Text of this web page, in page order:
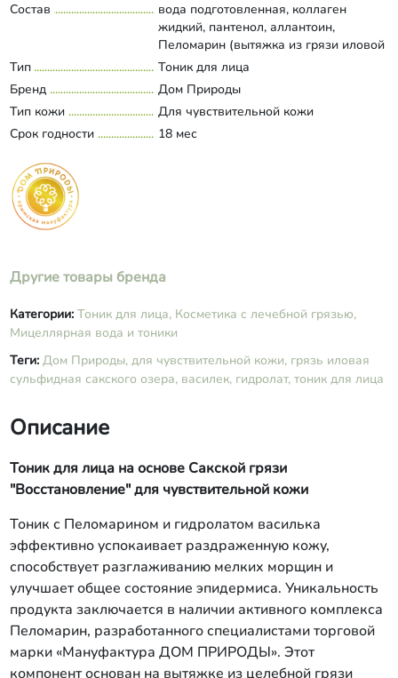
Состав
вода подготовленная, коллаген
жидкий, пантенол, аллантоин,
Пеломарин (вытяжка из грязи иловой
сульфидной Сакского озера,
гидролизованные протеины пшеницы,
L-карнитин, витамин РР, витамин С
стабилизированный), экстракты айвы,
виноградной кожицы, инжира,
витамины В1, В9, В7, бензиловый
апельсиновый, масляный экстракт
ванили, эфирные масла
Развернуть состав
Тип
Тоник для лица
Бренд
Дом Природы
Тип кожи
Для чувствительной кожи
Срок годности
18 мес
Другие товары бренда
Категории: Тоник для лица, Косметика с лечебной грязью,
Мицеллярная вода и тоники
Теги: Дом Природы, для чувствительной кожи, грязь иловая
сульфидная сакского озера, василек, гидролат, тоник для лица
Описание
Тоник для лица на основе Сакской грязи
"Восстановление" для чувствительной кожи
Тоник с Пеломарином и гидролатом василька
эффективно успокаивает раздраженную кожу,
способствует разглаживанию мелких морщин и
улучшает общее состояние эпидермиса. Уникальность
продукта заключается в наличии активного комплекса
Пеломарин, разработанного специалистами торговой
марки «Мануфактура ДОМ ПРИРОДЫ». Этот
компонент основан на вытяжке из целебной грязи